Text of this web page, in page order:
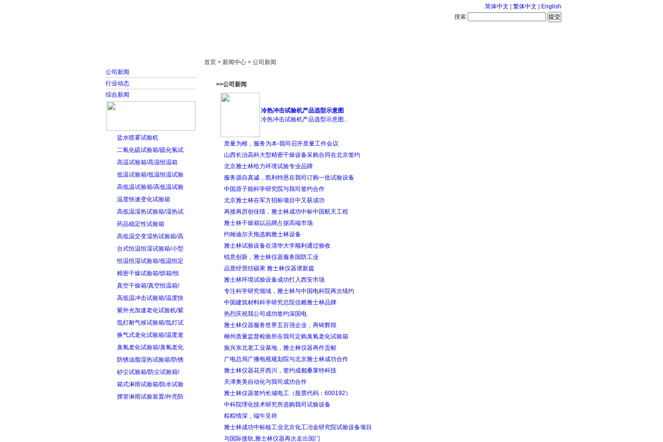
简体中文 繁体中文
English
搜索
公司新闻
行业动态
综合新闻
盐水喷雾试验机
二氧化硫试验箱/硫化氢试
高温试验箱/高温恒温箱
低温试验箱/低温恒温试验
高低温试验箱/高低温试验
温度快速变化试验箱
高低温湿热试验箱/湿热试
药品稳定性试验箱
高低温交变湿热试验箱/高
台式恒温恒湿试验箱/小型
恒温恒湿试验箱/低温恒定
精密干燥试验箱/烘箱/恒
真空干燥箱/真空恒温箱/
高低温冲击试验箱/温度快
紫外光加速老化试验机/紫
氙灯耐气候试验箱/氙灯试
换气式老化试验箱/温度老
臭氧老化试验箱/臭氧老化
防锈油脂湿热试验箱/防锈
砂尘试验箱/防尘试验箱/
箱式淋雨试验箱/防水试验
摆管淋雨试验装置/外壳防
首页 > 新闻中心 > 公司新闻
>>公司新闻
冷热冲击试验机产品选型示意图
冷热冲击试验机产品选型示意图...
质量为根，服务为本-我司召开质量工作会议
山西长治高科大型精密干燥设备采购合同在北京签约
北京雅士林给力环境试验专业品牌
服务源自真诚，凯利特恩在我司订购一批试验设备
中国原子能科学研究院与我司签约合作
北京雅士林在军方招标项目中又获成功
再接再厉创佳绩，雅士林成功中标中国航天工程
雅士林干燥箱以品牌占据高端市场
约翰迪尔天拖选购雅士林设备
雅士林试验设备在清华大学顺利通过验收
锐意创新，雅士林仪器服务国防工业
品质经营结硕果 雅士林仪器谱新篇
雅士林环境试验设备成功打入西安市场
专注科学研究领域，雅士林与中国电科院再次续约
中国建筑材料科学研究总院信赖雅士林品牌
热烈庆祝我公司成功签约深国电
雅士林仪器服务世界五百强企业，再铸辉煌
柳州质量监督检验所在我司定购臭氧老化试验箱
振兴东北老工业基地，雅士林仪器再作贡献
广电总局广播电视规划院与北京雅士林成功合作
雅士林仪器花开西川，签约成都桑莱特科技
天津奥美自动化与我司成功合作
雅士林仪器签约长城电工（股票代码：600192）
中科院理化技术研究所选购我司试验设备
粽粽情深，端午呈祥
雅士林成功中标核工业北京化工冶金研究院试验设备项目
与国际接轨,雅士林仪器再次走出国门